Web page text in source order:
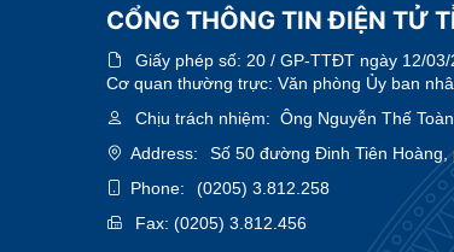
CỔNG THÔNG TIN ĐIỆN TỬ
Giấy phép số: 20 / GP-TTĐT ngày 12/
Cơ quan thường trực: Văn phòng Ủy ban
Chịu trách nhiệm: Ông Nguyễn Thế
Address:
Số 50 đường Đinh Tiên
Phone:
(0205) 3.812.258
Fax: (0205) 3.812.456